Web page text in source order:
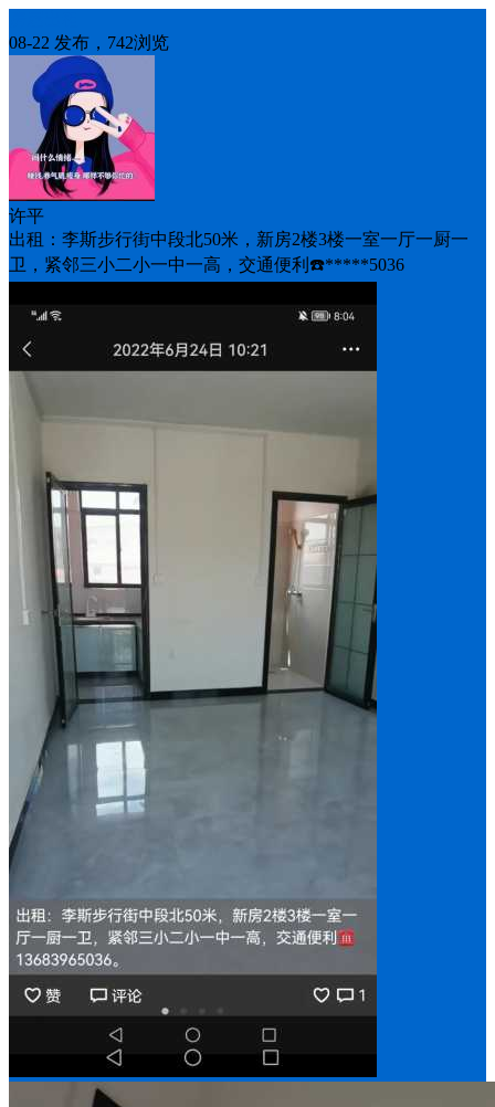
08-22 发布，742浏览
许平
出租：李斯步行街中段北50米，新房2楼3楼一室一厅一厨一
卫，紧邻三小二小一中一高，交通便利☎️*****5036